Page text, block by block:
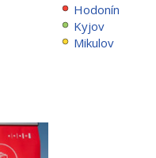
Hodonín
Kyjov
Mikulov